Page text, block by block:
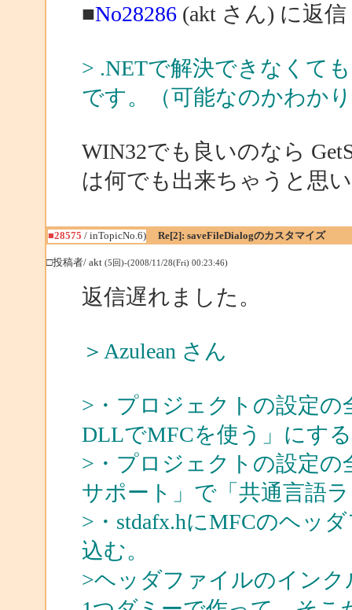
■No28286(akt さん) に返信
> .NETで解決できなくて
です。（可能なのかわか
WIN32でも良いのなら
は何でも出来ちゃうと思
■28575 / inTopicNo.6) Re[2]: saveFileDialogのカスタマイズ
□投稿者/ akt (5回)-(2008/11/28(Fri) 00:23:46)
返信遅れました。
＞Azulean さん
>・プロジェクトの設定の
DLLでMFCを使う」にす
>・プロジェクトの設定
サポート」で「共通言語
>・stdafx.hにMFCのヘッ
込む。
>ヘッダファイルのイン